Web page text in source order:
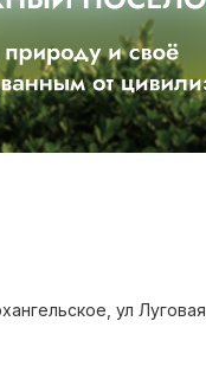
ул Луговая